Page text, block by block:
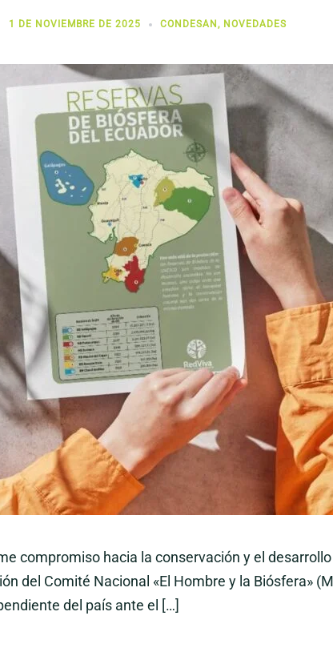
1 DE NOVIEMBRE DE 2025 CONDESAN , NOVEDADES
compromiso hacia la conservación y el
del Comité Nacional «El Hombre y la Biósfera»
del país ante el […]